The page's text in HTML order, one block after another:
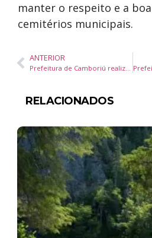
manter o respeito e a
cemitérios municipais.
ANTERIOR
Prefeitura de Camboriú realiza Audiência Pública para discutir a LOA 2026
RELACIONADOS